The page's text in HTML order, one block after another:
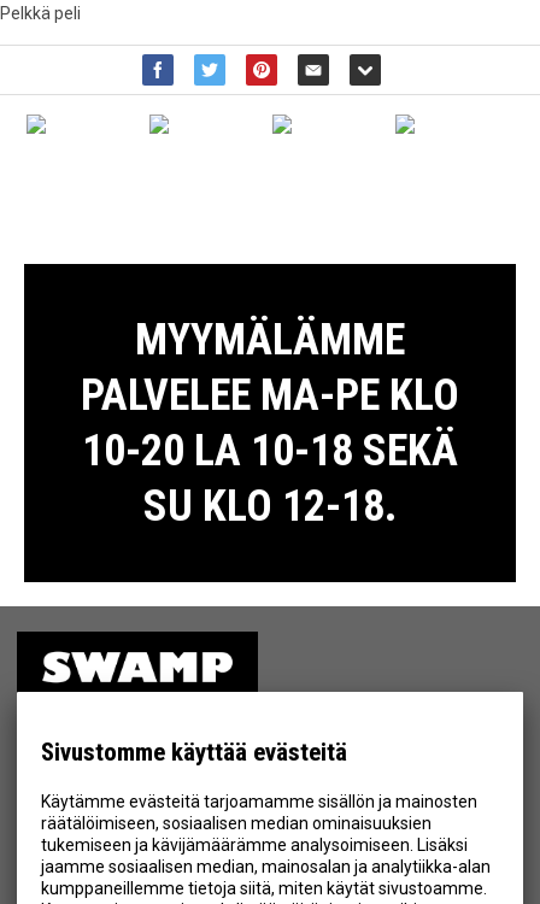
Sivustomme käyttää evästeitä
Käytämme evästeitä tarjoamamme sisällön ja mainosten
räätälöimiseen, sosiaalisen median ominaisuuksien
tukemiseen ja kävijämäärämme analysoimiseen. Lisäksi
jaamme sosiaalisen median, mainosalan ja analytiikka-alan
kumppaneillemme tietoja siitä, miten käytät sivustoamme.
Pelkkä peli
MYYMÄLÄMME
PALVELEE MA-PE KLO
10-20 LA 10-18 SEKÄ
SU KLO 12-18.
MYYMÄLÄ
YHTEYSTIEDOT